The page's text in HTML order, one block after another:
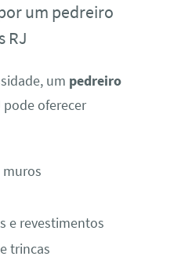
um pedreiro
RJ
um pedreiro
pode oferecer
muros
e revestimentos
trincas